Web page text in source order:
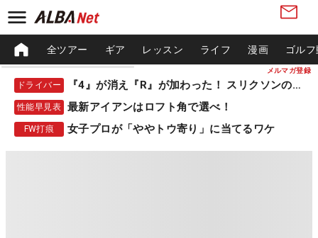
メルマガ登録
全ツアー ギア レッスン ライフ 漫画 ゴル
ドライバー 『4』が消え『R』が加わった！ スリクソンの新作
性能早見表 最新アイアンはロフト角で選べ！
FW打痕 女子プロが「ややトウ寄り」に当てるワケ